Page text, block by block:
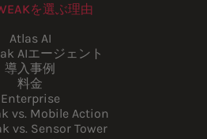
を選ぶ理由
Atlas AI
AIエージェント
導入事例
料金
Enterprise
vs. Mobile Action
vs. Sensor Tower